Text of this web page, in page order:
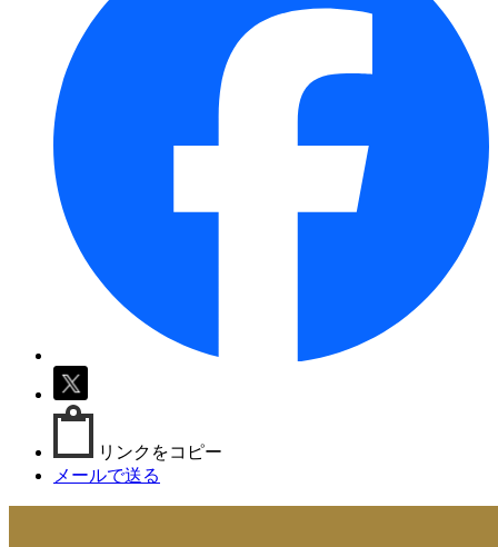
リンクをコピー
メールで送る